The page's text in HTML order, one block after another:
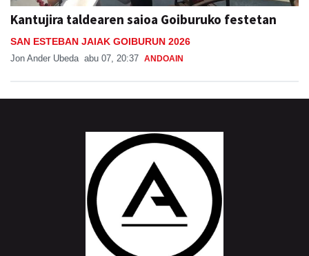
Kantujira taldearen saioa Goiburuko festetan
SAN ESTEBAN JAIAK GOIBURUN 2026
Jon Ander Ubeda abu 07, 20:37 ANDOAIN